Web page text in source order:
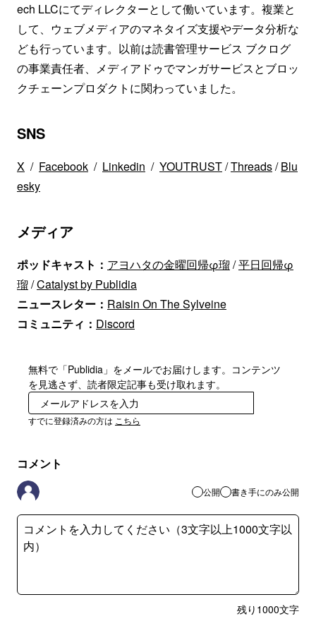
ech LLCにてディレクターとして働いています。複業と
して、ウェブメディアのマネタイズ支援やデータ分析な
ども行っています。以前は読書管理サービス ブクログ
の事業責任者、メディアドゥでマンガサービスとブロッ
クチェーンプロダクトに関わっていました。
SNS
X / Facebook / Linkedin / YOUTRUST/Threads/Blu
esky
メディア
ポッドキャスト： アヨハタの金曜回帰φ瑠/平日回帰φ
瑠/Catalyst by Publidia
ニュースレター： Raisin On The Sylveine
コミュニティ： Discord
無料で「Publidia」をメールでお届けします。コンテンツ
を見逃さず、読者限定記事も受け取れます。
すでに登録済みの方は こちら
コメント
公開 書き手にのみ公開
残り 1000文字